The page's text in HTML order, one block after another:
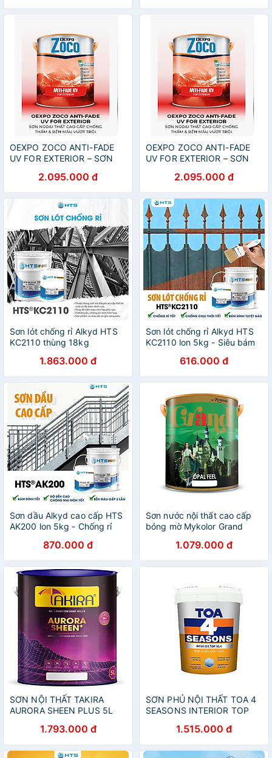
VƯỢT TRỘI- OZ 86131
VƯỢT TRỘI- OZ 86102
OEXPO ZOCO ANTI-FADE
UV FOR EXTERIOR – SƠN
CHỐNG THẤM & BỀN MÀU
VƯỢT TRỘI- OZ 86060
2.095.000 đ
OEXPO ZOCO ANTI-FADE
UV FOR EXTERIOR – SƠN
CHỐNG THẤM & BỀN MÀU
VƯỢT TRỘI- OZ 86167
2.095.000 đ
Sơn lót chống rỉ Alkyd HTS
KC2110 thùng 18kg
1.863.000 đ
Sơn lót chống rỉ Alkyd HTS
KC2110 lon 5kg - Siêu bám
mòn cao616.000 đ
Sơn dầu Alkyd cao cấp HTS
AK200 lon 5kg - Chống rỉ
cần sơn lót870.000 đ
Sơn nước nội thất cao cấp
bóng mờ Mykolor Grand
1.079.000 đ
SƠN NỘI THẤT TAKIRA
AURORA SHEEN PLUS 5L
1.793.000 đ
SƠN PHỦ NỘI THẤT TOA 4
SEASONS INTERIOR TOP
1.515.000 đ